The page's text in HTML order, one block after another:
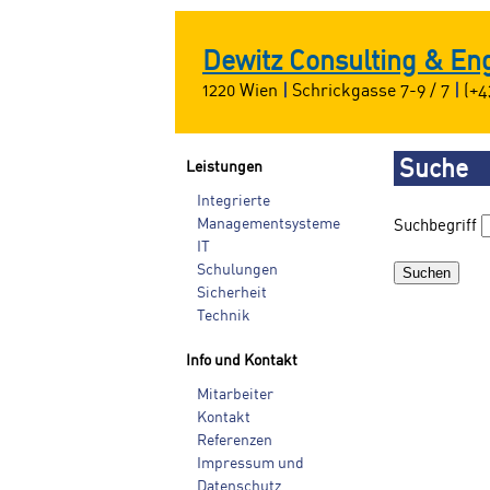
Dewitz Consulting &
1220 Wien Schrickgasse 7-9 / 7
Leistungen
Integrierte
Managementsysteme
IT
Schulungen
Sicherheit
Technik
Info und Kontakt
Mitarbeiter
Kontakt
Referenzen
Impressum und
Datenschutz
Suche
Suchbegriff